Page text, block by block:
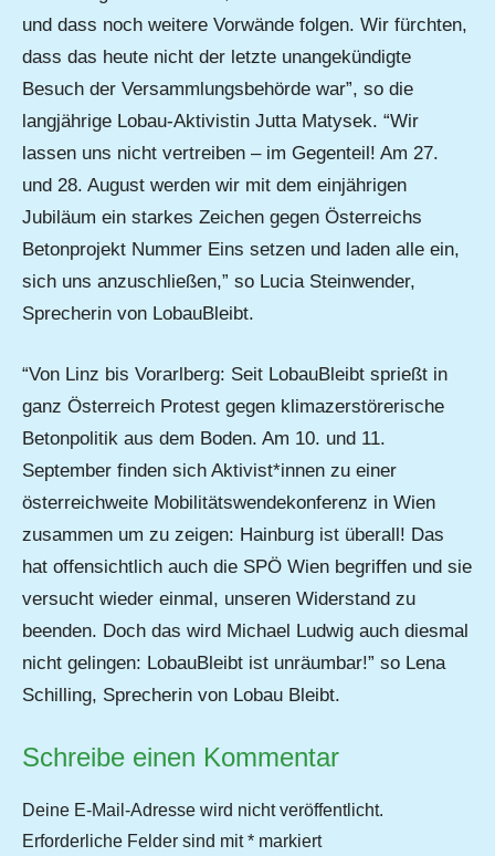
und dass noch weitere Vorwände folgen. Wir fürchten,
dass das heute nicht der letzte unangekündigte
Besuch der Versammlungsbehörde war”, so die
langjährige Lobau-Aktivistin Jutta Matysek. “Wir
lassen uns nicht vertreiben – im Gegenteil! Am 27.
und 28. August werden wir mit dem einjährigen
Jubiläum ein starkes Zeichen gegen Österreichs
Betonprojekt Nummer Eins setzen und laden alle ein,
sich uns anzuschließen,” so Lucia Steinwender,
Sprecherin von LobauBleibt.
“Von Linz bis Vorarlberg: Seit LobauBleibt sprießt in
ganz Österreich Protest gegen klimazerstörerische
Betonpolitik aus dem Boden. Am 10. und 11.
September finden sich Aktivist*innen zu einer
österreichweite Mobilitätswendekonferenz in Wien
zusammen um zu zeigen: Hainburg ist überall! Das
hat offensichtlich auch die SPÖ Wien begriffen und sie
versucht wieder einmal, unseren Widerstand zu
beenden. Doch das wird Michael Ludwig auch diesmal
nicht gelingen: LobauBleibt ist unräumbar!” so Lena
Schilling, Sprecherin von Lobau Bleibt.
Schreibe einen Kommentar
Deine E-Mail-Adresse wird nicht veröffentlicht.
Erforderliche Felder sind mit* markiert